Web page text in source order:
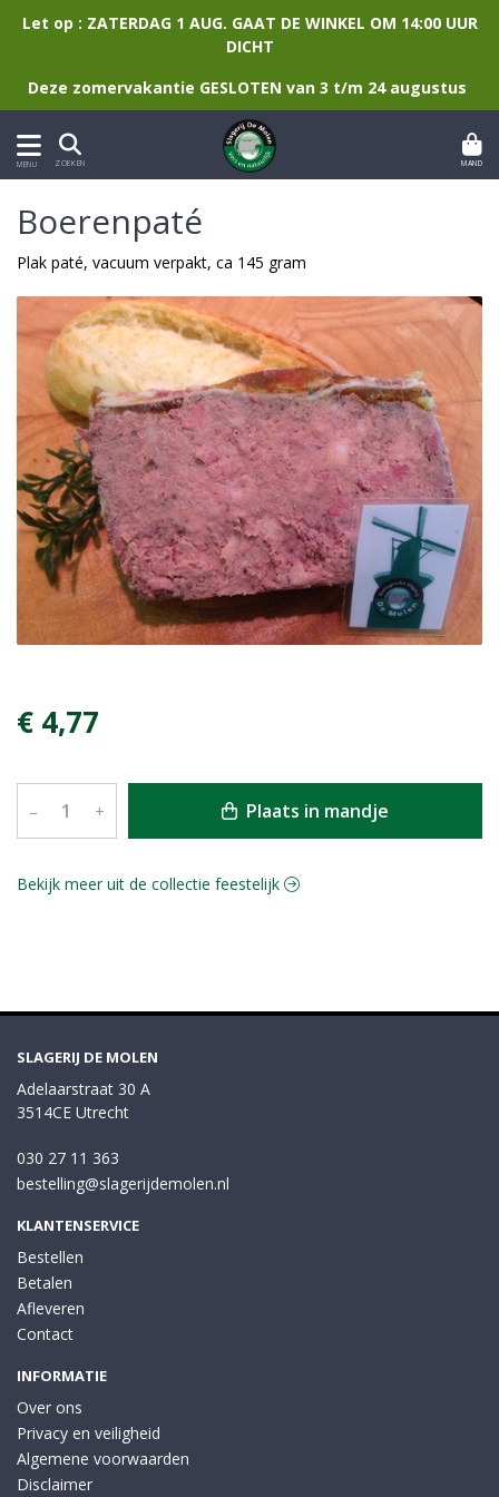
Let op : ZATERDAG 1 AUG. GAAT DE WINKEL OM 14:00 UUR
DICHT
Deze zomervakantie GESLOTEN van 3 t/m 24 augustus
MENU ZOEKEN MAND
Boerenpaté
Plak paté, vacuum verpakt, ca 145 gram
€ 4,77
– + Plaats in mandje
Bekijk meer uit de collectie feestelijk
SLAGERIJ DE MOLEN
Adelaarstraat 30 A
3514CE Utrecht
030 27 11 363
bestelling@slagerijdemolen.nl
KLANTENSERVICE
Bestellen
Betalen
Afleveren
Contact
INFORMATIE
Over ons
Privacy en veiligheid
Algemene voorwaarden
Disclaimer